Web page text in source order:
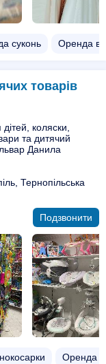
суконь Оренда
товарів
коляски,
та дитячий
Данила
Тернопільська
Подзвонити
Оренда